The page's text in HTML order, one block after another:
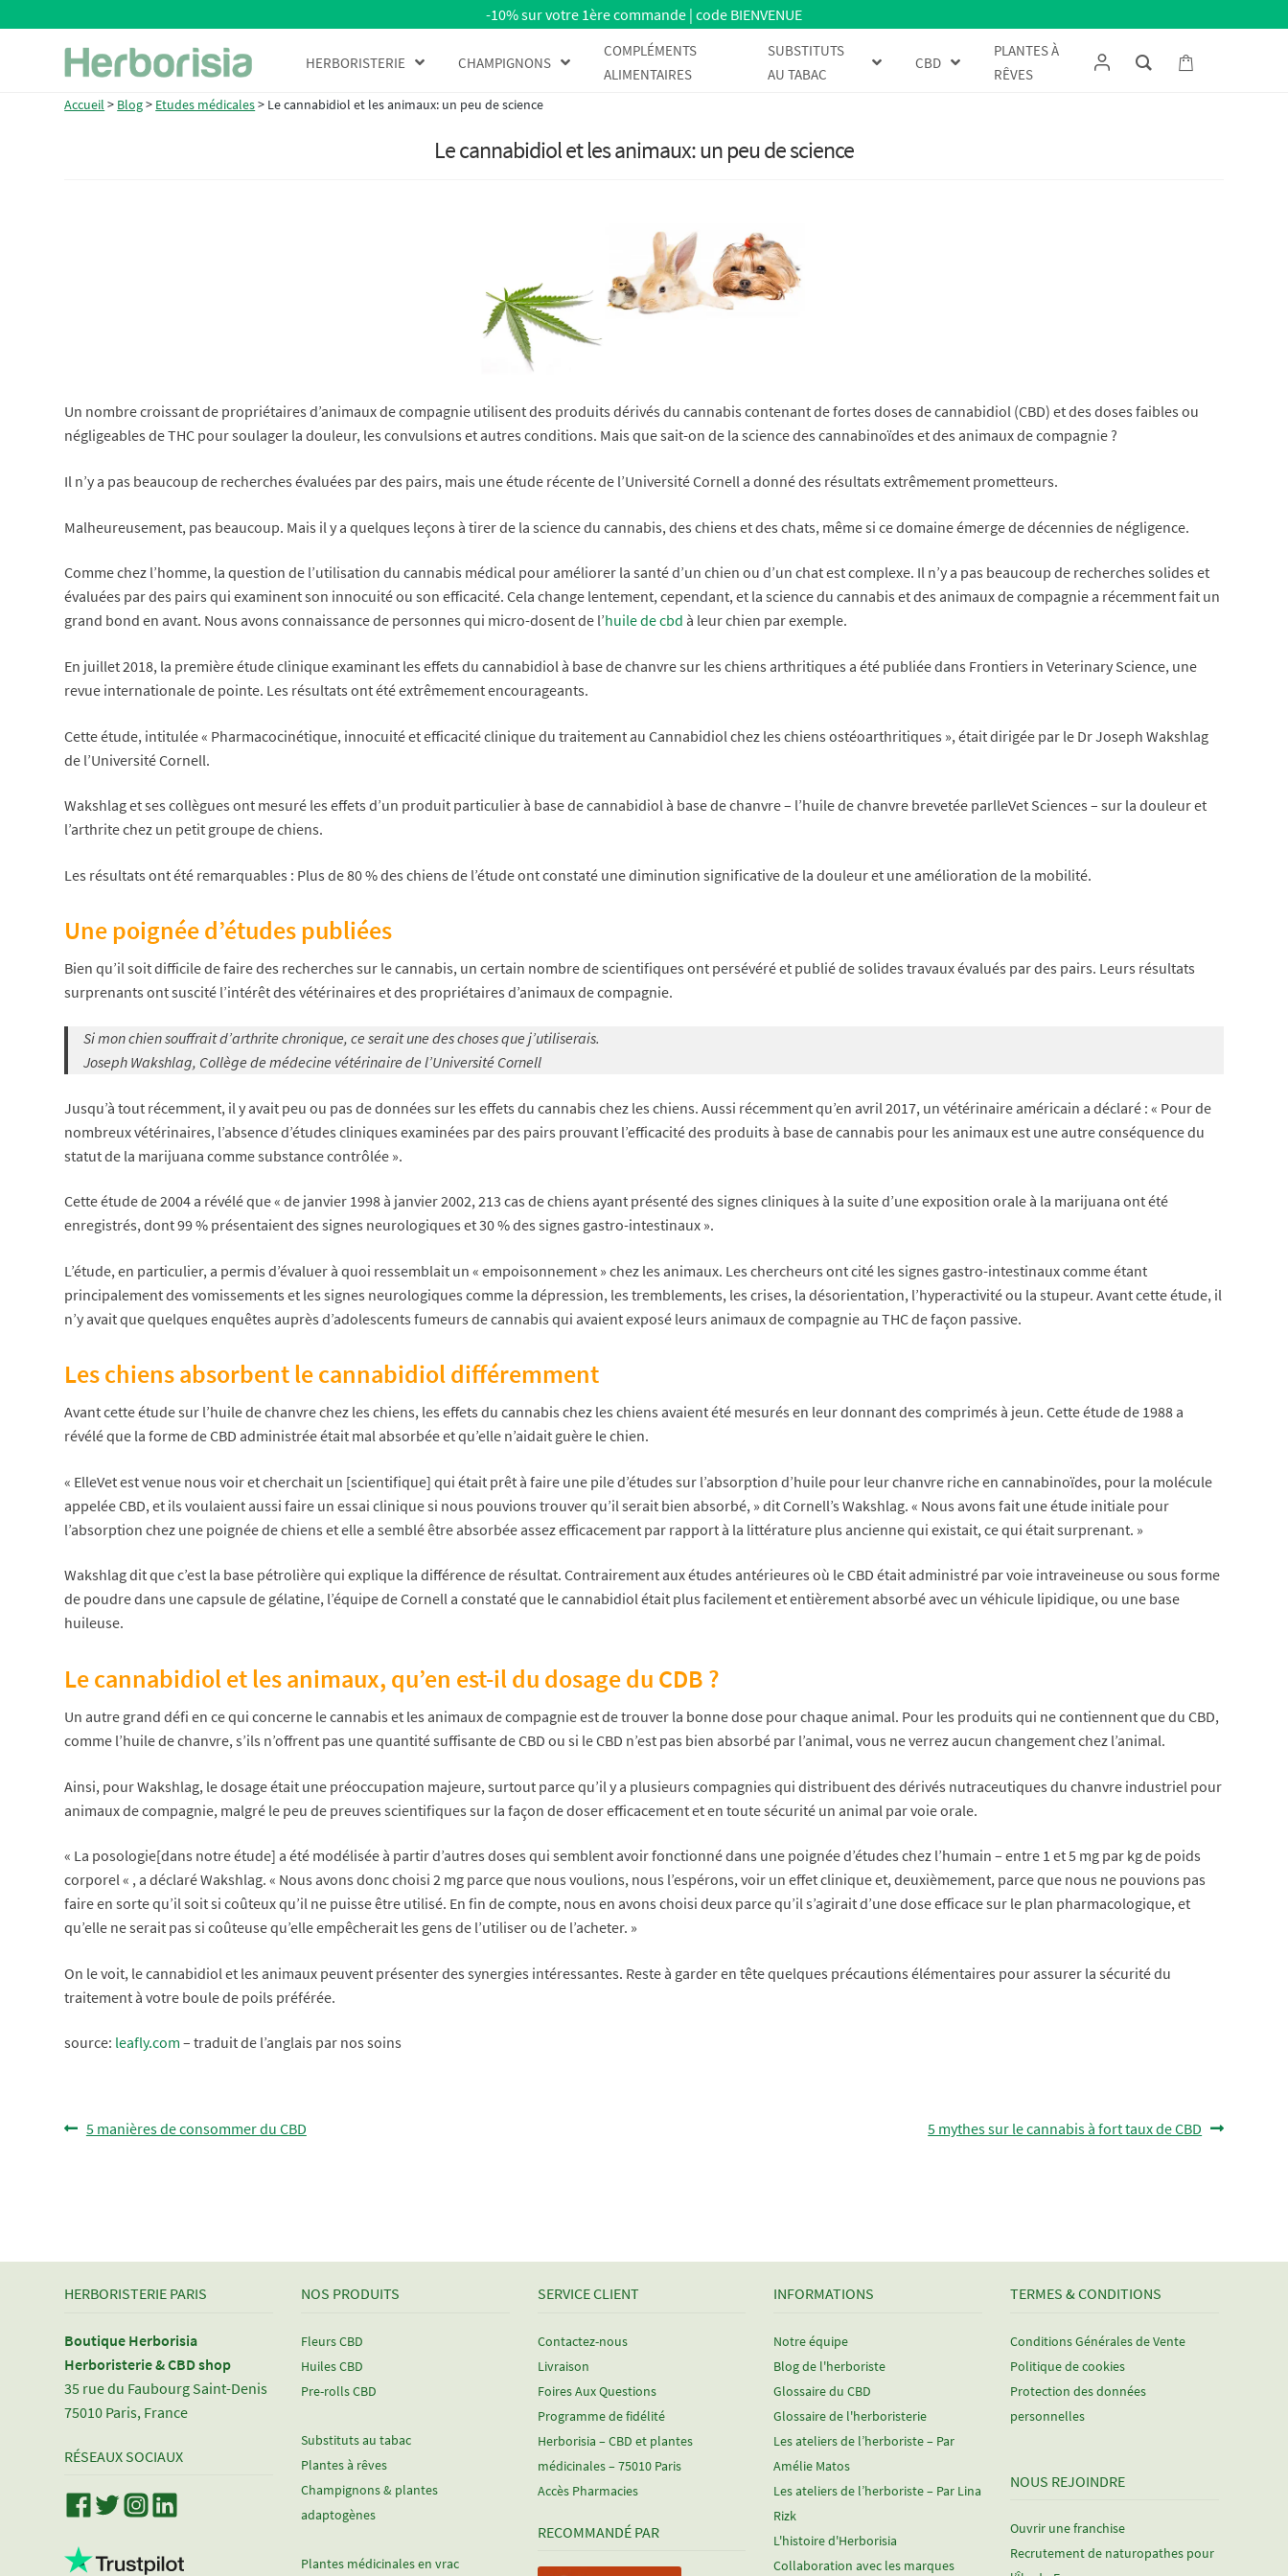
Aller
à
la
Aller
au
contenu
-10% sur votre 1ère commande | code BIENVENUE
HERBORISTERIE CHAMPIGNONS
COMPLÉMENTS
ALIMENTAIRES
SUBSTITUTS
AU TABAC
CBD
PLANTES À
RÊVES
Accueil > Blog> Etudes médicales> Le cannabidiol et les animaux: un peu de science
Le cannabidiol et les animaux: un peu de science
Un nombre croissant de propriétaires d’animaux de compagnie utilisent des produits dérivés du cannabis contenant de fortes doses de cannabidiol (CBD) et des doses faibles ou
négligeables de THC pour soulager la douleur, les convulsions et autres conditions. Mais que sait-on de la science des cannabinoïdes et des animaux de compagnie ?
Il n’y a pas beaucoup de recherches évaluées par des pairs, mais une étude récente de l’Université Cornell a donné des résultats extrêmement prometteurs.
Malheureusement, pas beaucoup. Mais il y a quelques leçons à tirer de la science du cannabis, des chiens et des chats, même si ce domaine émerge de décennies de négligence.
Comme chez l’homme, la question de l’utilisation du cannabis médical pour améliorer la santé d’un chien ou d’un chat est complexe. Il n’y a pas beaucoup de recherches solides et
évaluées par des pairs qui examinent son innocuité ou son efficacité. Cela change lentement, cependant, et la science du cannabis et des animaux de compagnie a récemment fait un
grand bond en avant. Nous avons connaissance de personnes qui micro-dosent de l’huile de cbd à leur chien par exemple.
En juillet 2018, la première étude clinique examinant les effets du cannabidiol à base de chanvre sur les chiens arthritiques a été publiée dans Frontiers in Veterinary Science, une
revue internationale de pointe. Les résultats ont été extrêmement encourageants.
Cette étude, intitulée « Pharmacocinétique, innocuité et efficacité clinique du traitement au Cannabidiol chez les chiens ostéoarthritiques », était dirigée par le Dr Joseph Wakshlag
de l’Université Cornell.
Wakshlag et ses collègues ont mesuré les effets d’un produit particulier à base de cannabidiol à base de chanvre – l’huile de chanvre brevetée parlleVet Sciences – sur la douleur et
l’arthrite chez un petit groupe de chiens.
Les résultats ont été remarquables : Plus de 80 % des chiens de l’étude ont constaté une diminution significative de la douleur et une amélioration de la mobilité.
Une poignée d’études publiées
Bien qu’il soit difficile de faire des recherches sur le cannabis, un certain nombre de scientifiques ont persévéré et publié de solides travaux évalués par des pairs. Leurs résultats
surprenants ont suscité l’intérêt des vétérinaires et des propriétaires d’animaux de compagnie.
Si mon chien souffrait d’arthrite chronique, ce serait une des choses que j’utiliserais.
Joseph Wakshlag, Collège de médecine vétérinaire de l’Université Cornell
Jusqu’à tout récemment, il y avait peu ou pas de données sur les effets du cannabis chez les chiens. Aussi récemment qu’en avril 2017, un vétérinaire américain a déclaré : « Pour de
nombreux vétérinaires, l’absence d’études cliniques examinées par des pairs prouvant l’efficacité des produits à base de cannabis pour les animaux est une autre conséquence du
statut de la marijuana comme substance contrôlée ».
Cette étude de 2004 a révélé que « de janvier 1998 à janvier 2002, 213 cas de chiens ayant présenté des signes cliniques à la suite d’une exposition orale à la marijuana ont été
enregistrés, dont 99 % présentaient des signes neurologiques et 30 % des signes gastro-intestinaux ».
L’étude, en particulier, a permis d’évaluer à quoi ressemblait un « empoisonnement » chez les animaux. Les chercheurs ont cité les signes gastro-intestinaux comme étant
principalement des vomissements et les signes neurologiques comme la dépression, les tremblements, les crises, la désorientation, l’hyperactivité ou la stupeur. Avant cette étude, il
n’y avait que quelques enquêtes auprès d’adolescents fumeurs de cannabis qui avaient exposé leurs animaux de compagnie au THC de façon passive.
Les chiens absorbent le cannabidiol différemment
Avant cette étude sur l’huile de chanvre chez les chiens, les effets du cannabis chez les chiens avaient été mesurés en leur donnant des comprimés à jeun. Cette étude de 1988 a
révélé que la forme de CBD administrée était mal absorbée et qu’elle n’aidait guère le chien.
« ElleVet est venue nous voir et cherchait un [scientifique] qui était prêt à faire une pile d’études sur l’absorption d’huile pour leur chanvre riche en cannabinoïdes, pour la molécule
appelée CBD, et ils voulaient aussi faire un essai clinique si nous pouvions trouver qu’il serait bien absorbé, » dit Cornell’s Wakshlag. « Nous avons fait une étude initiale pour
l’absorption chez une poignée de chiens et elle a semblé être absorbée assez efficacement par rapport à la littérature plus ancienne qui existait, ce qui était surprenant. »
Wakshlag dit que c’est la base pétrolière qui explique la différence de résultat. Contrairement aux études antérieures où le CBD était administré par voie intraveineuse ou sous forme
de poudre dans une capsule de gélatine, l’équipe de Cornell a constaté que le cannabidiol était plus facilement et entièrement absorbé avec un véhicule lipidique, ou une base
huileuse.
Le cannabidiol et les animaux, qu’en est-il du dosage du CDB ?
Un autre grand défi en ce qui concerne le cannabis et les animaux de compagnie est de trouver la bonne dose pour chaque animal. Pour les produits qui ne contiennent que du CBD,
comme l’huile de chanvre, s’ils n’offrent pas une quantité suffisante de CBD ou si le CBD n’est pas bien absorbé par l’animal, vous ne verrez aucun changement chez l’animal.
Ainsi, pour Wakshlag, le dosage était une préoccupation majeure, surtout parce qu’il y a plusieurs compagnies qui distribuent des dérivés nutraceutiques du chanvre industriel pour
animaux de compagnie, malgré le peu de preuves scientifiques sur la façon de doser efficacement et en toute sécurité un animal par voie orale.
« La posologie[dans notre étude] a été modélisée à partir d’autres doses qui semblent avoir fonctionné dans une poignée d’études chez l’humain – entre 1 et 5 mg par kg de poids
corporel « , a déclaré Wakshlag. « Nous avons donc choisi 2 mg parce que nous voulions, nous l’espérons, voir un effet clinique et, deuxièmement, parce que nous ne pouvions pas
faire en sorte qu’il soit si coûteux qu’il ne puisse être utilisé. En fin de compte, nous en avons choisi deux parce qu’il s’agirait d’une dose efficace sur le plan pharmacologique, et
qu’elle ne serait pas si coûteuse qu’elle empêcherait les gens de l’utiliser ou de l’acheter. »
On le voit, le cannabidiol et les animaux peuvent présenter des synergies intéressantes. Reste à garder en tête quelques précautions élémentaires pour assurer la sécurité du
traitement à votre boule de poils préférée.
source: leafly.com – traduit de l’anglais par nos soins
Navigation
Article
5 manières de consommer du CBD
Article
5 mythes sur le cannabis à fort taux de CBD
HERBORISTERIE PARIS
Boutique Herborisia
Herboristerie & CBD shop
35 rue du Faubourg Saint-Denis
75010 Paris, France
RÉSEAUX SOCIAUX
NOS PRODUITS
Fleurs CBD
Huiles CBD
Pre-rolls CBD
Substituts au tabac
Plantes à rêves
Champignons & plantes
adaptogènes
Plantes médicinales en vrac
SERVICE CLIENT
Contactez-nous
Livraison
Foires Aux Questions
Programme de fidélité
Herborisia – CBD et plantes
médicinales – 75010 Paris
Accès Pharmacies
RECOMMANDÉ PAR
INFORMATIONS
Notre équipe
Blog de l'herboriste
Glossaire du CBD
Glossaire de l'herboristerie
Les ateliers de l’herboriste – Par
Amélie Matos
Les ateliers de l’herboriste – Par Lina
Rizk
L'histoire d'Herborisia
Collaboration avec les marques
TERMES & CONDITIONS
Conditions Générales de Vente
Politique de cookies
Protection des données
personnelles
NOUS REJOINDRE
Ouvrir une franchise
Recrutement de naturopathes pour